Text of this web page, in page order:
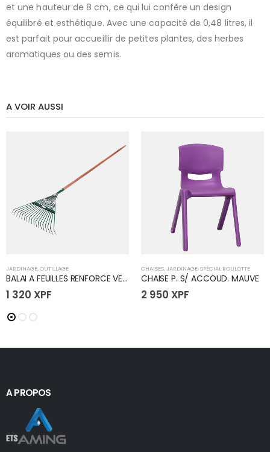
et une hauteur de 8 cm, ce qui lui confère un design
équilibré et esthétique. Avec une capacité de 0,48 litres, il
est parfait pour accueillir de petites plantes, des herbes
aromatiques ou des semis.
A VOIR AUSSI
JARDINAGE, OUTILLAGE
BALAI A FEUILLES RENFORCE VERT
1 320 XPF
CHAISES, JARDINAGE, SPÉCIAL ROULOTTE
CHAISE P. S/ ACCOUD. MAUVE
2 950 XPF
A PROPOS